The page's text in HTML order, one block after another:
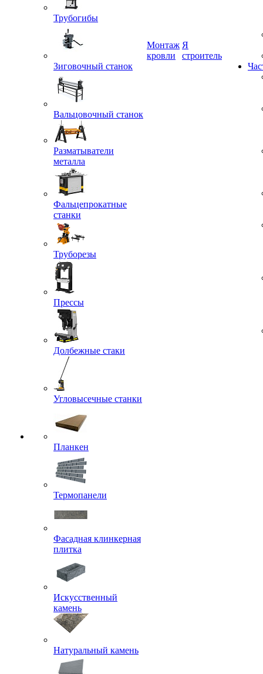
Трубогибы
Зиговочный станок
Вальцовочный станок
Разматыватели
металла
Фальцепрокатные
станки
Труборезы
Прессы
Долбежные стаки
Угловысечные станки
Планкен
Термопанели
Фасадная клинкерная
плитка
Искусственный
камень
Натуральный камень
Монтаж
Я